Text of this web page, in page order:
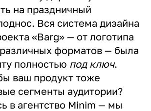
на праздничный
Вся система дизайна
«Barg» — от логотипа
форматов — была
полностью под ключ.
ваш продукт тоже
сегменты аудитории?
в агентство Minim — мы